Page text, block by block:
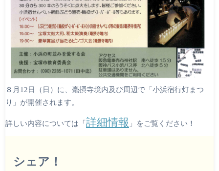
８月12日（日）に、毫摂寺境内及び周辺で「小浜宿行灯まつ
り」が開催されます。
詳しい内容については「詳細情報 」をご覧ください！
シェア！